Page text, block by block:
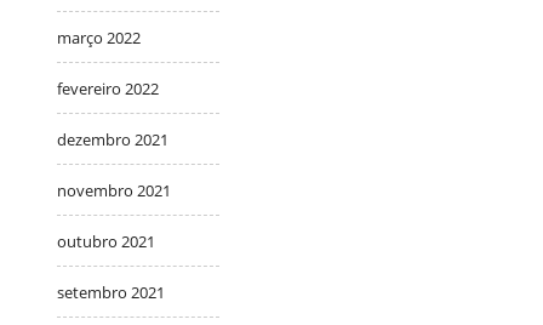
março 2022
fevereiro 2022
dezembro 2021
novembro 2021
outubro 2021
setembro 2021